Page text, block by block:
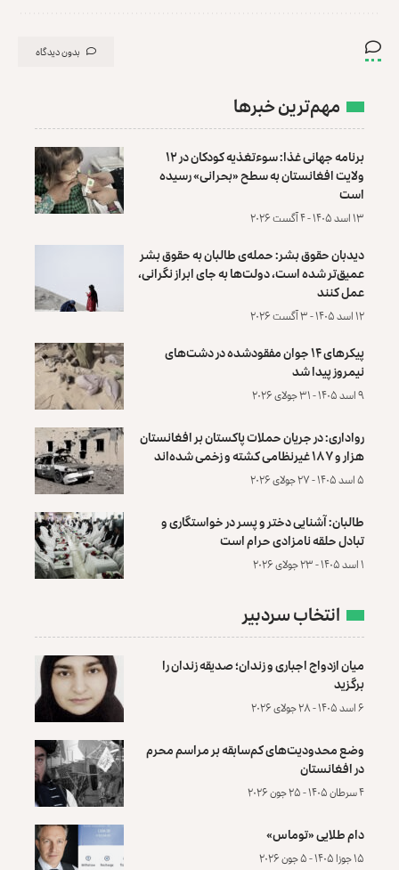
بدون دیدگاه
مهم‌ترین خبرها
برنامه جهانی غذا: سوءتغذیه کودکان در ۱۲
ولایت افغانستان به سطح «بحرانی» رسیده
است
۱۳ اسد ۱۴۰۵ - ۴ آگست ۲۰۲۶
دیدبان حقوق بشر: حمله‌ی طالبان به حقوق بشر
عمیق‌تر شده است، دولت‌ها به جای ابراز نگرانی،
عمل کنند
۱۲ اسد ۱۴۰۵ - ۳ آگست ۲۰۲۶
پیکرهای ۱۴ جوان مفقودشده در دشت‌های
نیمروز پیدا شد
۹ اسد ۱۴۰۵ - ۳۱ جولای ۲۰۲۶
رواداری: در جریان حملات پاکستان بر افغانستان
هزار و ۱۸۷ غیرنظامی کشته و زخمی شده‌اند
۵ اسد ۱۴۰۵ - ۲۷ جولای ۲۰۲۶
طالبان: آشنایی دختر و پسر در خواستگاری و
تبادل حلقه نامزادی حرام است
۱ اسد ۱۴۰۵ - ۲۳ جولای ۲۰۲۶
انتخاب سردبیر
میان ازدواج اجباری و زندان؛ صدیقه زندان را
برگزید
۶ اسد ۱۴۰۵ - ۲۸ جولای ۲۰۲۶
وضع محدودیت‌های کم‌سابقه بر مراسم محرم
در افغانستان
۴ سرطان ۱۴۰۵ - ۲۵ جون ۲۰۲۶
دام طلایی «توماس»
۱۵ جوزا ۱۴۰۵ - ۵ جون ۲۰۲۶